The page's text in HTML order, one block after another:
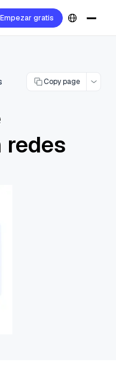
Empezar gratis
Copy page
redes